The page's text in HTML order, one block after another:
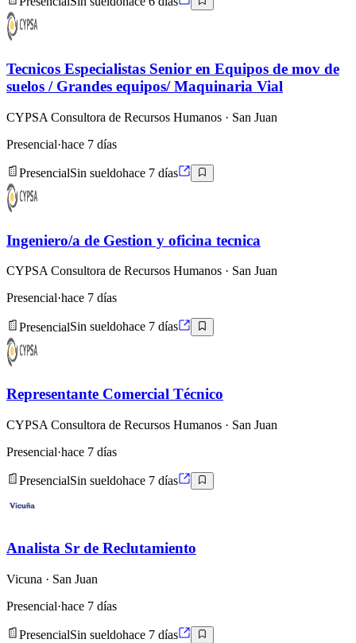
Tecnicos Especialistas Senior en Equipos de mov de
suelos / Grandes equipos/ Maquinaria Vial
CYPSA Consultora de Recursos Humanos · San Juan
Presencial·hace 7 días
PresencialSin sueldohace 7 días
Ingeniero/a de Gestion y oficina tecnica
CYPSA Consultora de Recursos Humanos · San Juan
Presencial·hace 7 días
PresencialSin sueldohace 7 días
Representante Comercial Técnico
CYPSA Consultora de Recursos Humanos · San Juan
Presencial·hace 7 días
PresencialSin sueldohace 7 días
Analista Sr de Reclutamiento
Vicuna · San Juan
Presencial·hace 7 días
PresencialSin sueldohace 7 días